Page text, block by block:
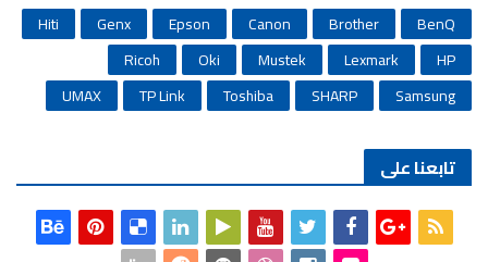
BenQ
Brother
Canon
Epson
Genx
Hiti
HP
Lexmark
Mustek
Oki
Ricoh
Samsung
SHARP
Toshiba
TP Link
UMAX
تابعنا على